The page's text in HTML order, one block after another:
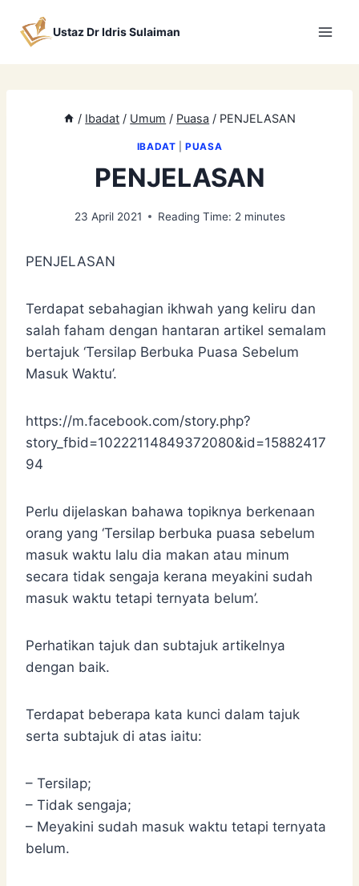
Ustaz Dr Idris Sulaiman
/ Ibadat / Umum / Puasa / PENJELASAN
IBADAT |PUASA
PENJELASAN
23 April 2021 Reading Time: 2 minutes
PENJELASAN
Terdapat sebahagian ikhwah yang keliru dan
salah faham dengan hantaran artikel semalam
bertajuk ‘Tersilap Berbuka Puasa Sebelum
Masuk Waktu’.
https://m.facebook.com/story.php?
story_fbid=10222114849372080&id=15882417
94
Perlu dijelaskan bahawa topiknya berkenaan
orang yang ‘Tersilap berbuka puasa sebelum
masuk waktu lalu dia makan atau minum
secara tidak sengaja kerana meyakini sudah
masuk waktu tetapi ternyata belum’.
Perhatikan tajuk dan subtajuk artikelnya
dengan baik.
Terdapat beberapa kata kunci dalam tajuk
serta subtajuk di atas iaitu:
– Tersilap;
– Tidak sengaja;
– Meyakini sudah masuk waktu tetapi ternyata
belum.